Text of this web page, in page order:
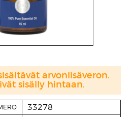
33278
arvonlisäveron.
sisälly hintaan.